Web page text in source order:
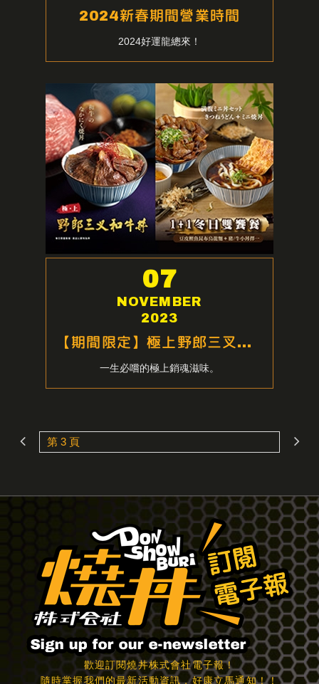
2024新春期間營業時間
2024好運龍總來！
07
NOVEMBER
2023
【期間限定】極上野郎三叉和牛丼、1+1冬日雙饗餐
一生必嚐的極上銷魂滋味。
歡迎訂閱燒丼株式會社電子報！
隨時掌握我們的最新活動資訊，好康立馬通知！！